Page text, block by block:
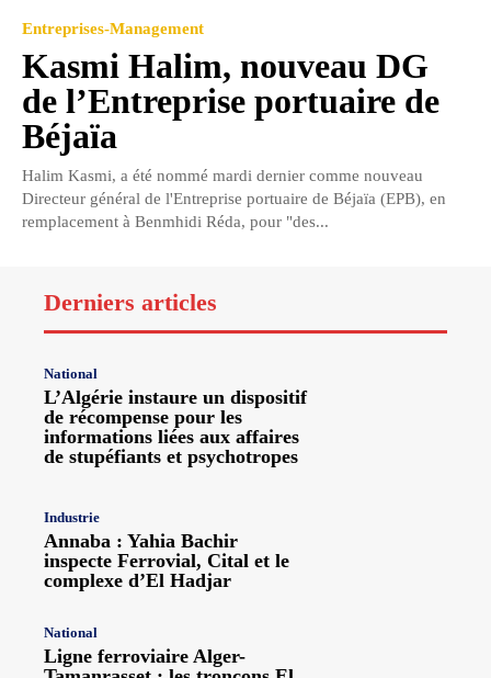
Entreprises-Management
Kasmi Halim, nouveau DG
de l’Entreprise portuaire de
Béjaïa
Halim Kasmi, a été nommé mardi dernier comme nouveau
Directeur général de l'Entreprise portuaire de Béjaïa (EPB), en
remplacement à Benmhidi Réda, pour "des...
Derniers articles
National
L’Algérie instaure un dispositif
de récompense pour les
informations liées aux affaires
de stupéfiants et psychotropes
Industrie
Annaba : Yahia Bachir
inspecte Ferrovial, Cital et le
complexe d’El Hadjar
National
Ligne ferroviaire Alger-